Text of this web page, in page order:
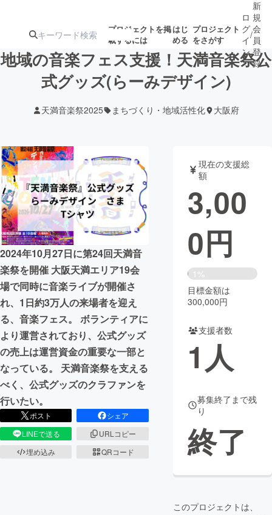
プロジェクトを掲
載するには
はじ
める
プロジェクト
をさがす
注目のリ
ターン
ジェクト
募集終了が近いプ
ロジェクト
もうすぐ公開
されます
アート・写真 音楽
テクノロジー・ガジェット ゲーム・サ
映像・映画 書籍・雑誌
ビジネス・起業 チャレンジ
まちづくり・地域活性化
CAMPFIRE for Social Good
CAMPFIRE Creation
CAMPFIREふるさと納税machi-ya コミュニティ
ロ
グ
イ
ン
/
新
規
会
員
登
録
地域の音楽フェス支援！天満音楽祭公
式グッズ(らーみデザイン)
天満音楽祭2025 まちづくり・地域活性化 大阪府
2024年10月27日に第24回天満音
楽祭を開催 大阪天満エリア19会
場で同時に音楽ライブが開催さ
れ、1日約3万人の来場者を迎え
る、音楽フェス。 ボランティアに
より運営されており、公式グッズ
の売上は運営資金の重要な一部と
なっている。 天満音楽祭を支える
べく、公式グッズのクラファンを
行いたい。
ポスト
シェア
LINEで送る
URLコピー
埋め込み
QRコード
現在の支援総
額
3,00
0円
1%
目標金額は
300,000円
支援者数
1人
募集終了まで残
り
終了
このプロジェクトは、